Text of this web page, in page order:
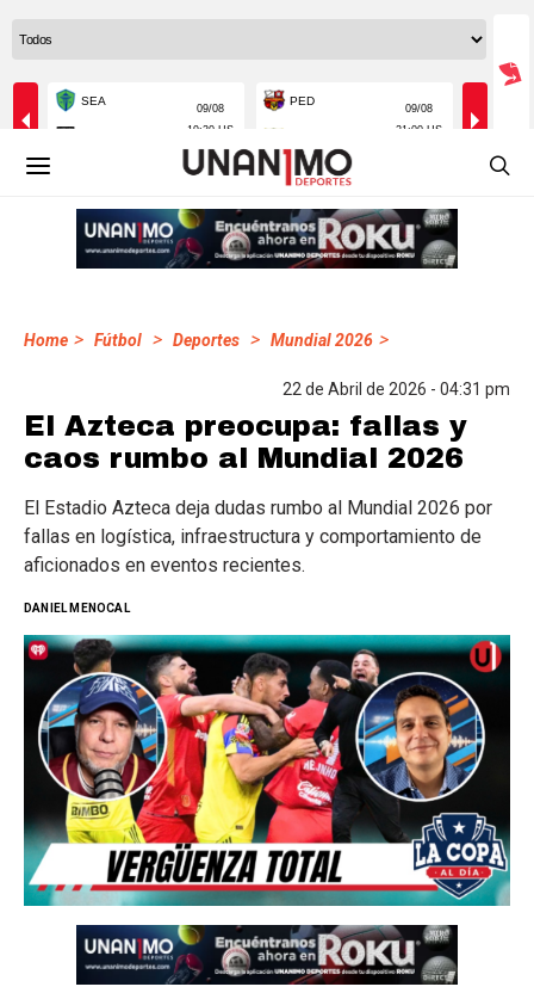
Home > Fútbol > Deportes > Mundial 2026 >
22 de Abril de 2026 - 04:31 pm
El Azteca preocupa: fallas y
caos rumbo al Mundial 2026
El Estadio Azteca deja dudas rumbo al Mundial 2026 por
fallas en logística, infraestructura y comportamiento de
aficionados en eventos recientes.
DANIEL MENOCAL